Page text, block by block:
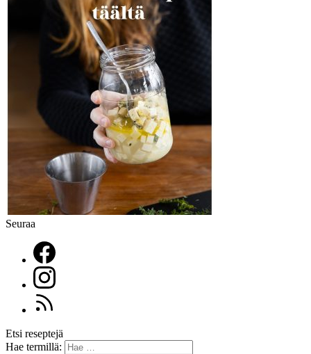
Seuraa
Etsi reseptejä
Hae termillä: